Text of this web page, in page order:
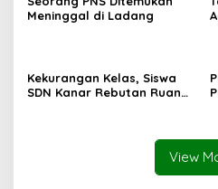
Meninggal di Ladang
Kekurangan Kelas, Siswa
SDN Kanar Rebutan Ruang
View